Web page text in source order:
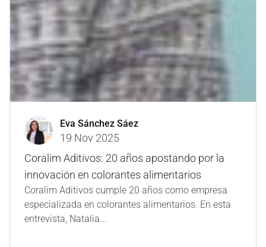
Eva Sánchez Sáez
19 Nov 2025
Coralim Aditivos: 20 años apostando por la
innovación en colorantes alimentarios
Coralim Aditivos cumple 20 años como empresa
especializada en colorantes alimentarios. En esta
entrevista, Natalia...